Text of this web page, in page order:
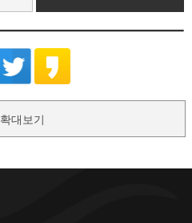
확대보기